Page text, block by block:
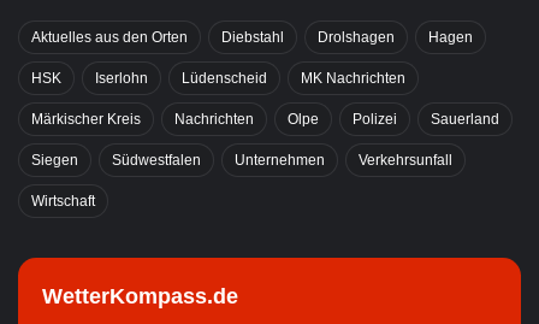
Aktuelles aus den Orten Diebstahl Drolshagen Hagen
HSK Iserlohn Lüdenscheid MK Nachrichten
Märkischer Kreis Nachrichten Olpe Polizei Sauerland
Siegen Südwestfalen Unternehmen Verkehrsunfall
Wirtschaft
WetterKompass.de